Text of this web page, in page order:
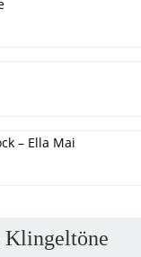
– Ella Mai
Klingeltöne